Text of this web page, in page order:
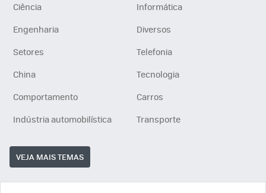
Ciência
Informática
Engenharia
Diversos
Setores
Telefonia
China
Tecnologia
Comportamento
Carros
Indústria automobilística
Transporte
VEJA MAIS TEMAS